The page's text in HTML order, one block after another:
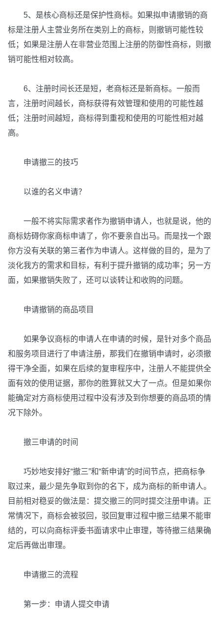
5、是核心商标还是保护性商标。如果拟申请撤销的商
标是注册人主营业务所在类别上的商标，则撤销可能性较
低；如果是注册人在非营业范围上注册的防御性商标，则撤
销可能性相对较高。
6、注册时间长还是短，老商标还是新商标。一般而
言，注册时间越长，商标获得有效管理和使用的可能性越
低；注册时间越短，商标得到重视和使用的可能性相对越
高。
申请撤三的技巧
以谁的名义申请？
一般不将实际需求者作为撤销申请人，也就是说，他的
商标妨碍你家商标申请了，你不要亲自出马。而是找一个跟
你方没有关联的第三者作为申请人。这样做的目的，是为了
淡化我方的需求和目标，有利于提升撤销的成功率；另一方
面，如果撤销失败了，还可以谈转让和收购的问题。
申请撤销的商品项目
如果争议商标的申请人在申请的时候，是针对多个商品
和服务项目进行了申请注册，那我们在撤销申请时，必须撤
得干净全面，如果在后续的复审程序中，注册人不能提供全
面有效的使用证据，那你的胜算就又大了一点。但是如果你
能确定对方商标使用过程中没有涉及到你想要的商品项的情
况下除外。
撤三申请的时间
巧妙地安排好“撤三”和“新申请”的时间节点，把商标争
取过来，最少是先争取到你的名下，成为商标的新申请人。
目前相对稳妥的做法是：提交撤三的同时提交注册申请。正
常情况下，商标会被驳回，驳回复审过程中撤三结果不能审
结的，可以向商标评委书面请求中止审理，等待撤三结果确
定后再做出审理。
申请撤三的流程
第一步：申请人提交申请